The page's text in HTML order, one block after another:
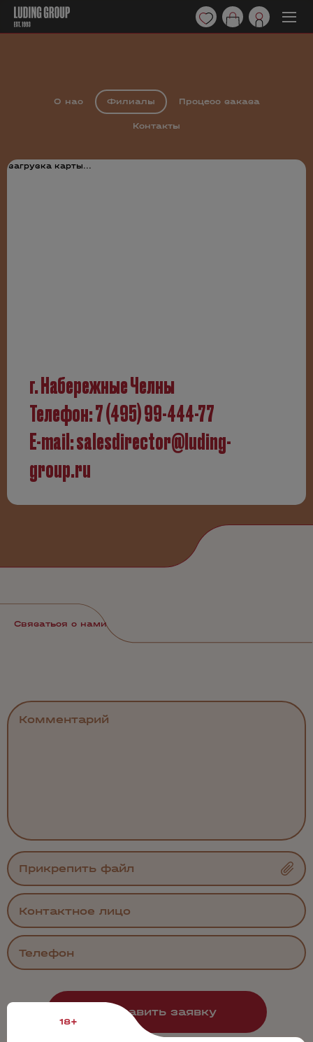
О нас Филиалы Процесс заказа
Контакты
загрузка карты...
г. Набережные Челны
Телефон:7 (495) 99-444-77
E-mail:salesdirector@luding-
group.ru
Связаться с нами
Прикрепить файл
18+